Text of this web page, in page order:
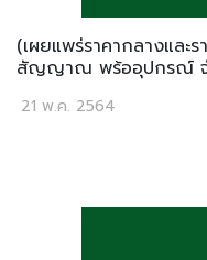
(เผยแพร่ราคากลางและ
สัญญาณ พร้ออุปกรณ์ จำ
21 พ.ค. 2564